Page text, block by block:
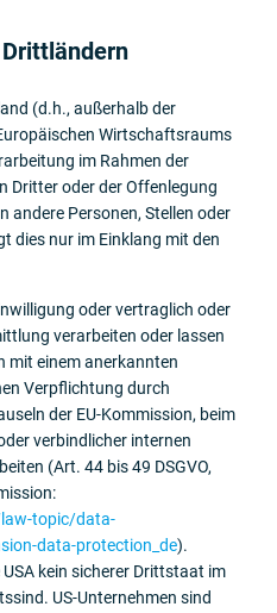
(d.h., außerhalb der
Wirtschaftsraums
im Rahmen der
Dritter oder der Offenlegung
andere Personen, Stellen oder
dies nur im Einklang mit den
oder vertraglich oder
verarbeiten oder lassen
mit einem anerkannten
Verpflichtung durch
der EU-Kommission, beim
verbindlicher internen
(Art. 44 bis 49 DSGVO,
topic/data-
data-protection_de).
kein sicherer Drittstaat im
US-Unternehmen sind